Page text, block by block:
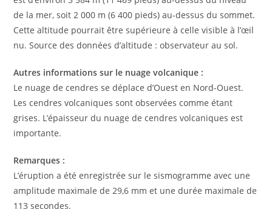
de la mer, soit 2 000 m (6 400 pieds) au-dessus du sommet.
Cette altitude pourrait être supérieure à celle visible à l’œil
nu. Source des données d’altitude : observateur au sol.
Autres informations sur le nuage volcanique :
Le nuage de cendres se déplace d’Ouest en Nord-Ouest.
Les cendres volcaniques sont observées comme étant
grises. L’épaisseur du nuage de cendres volcaniques est
importante.
Remarques :
L’éruption a été enregistrée sur le sismogramme avec une
amplitude maximale de 29,6 mm et une durée maximale de
113 secondes.